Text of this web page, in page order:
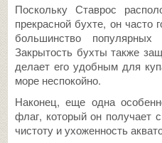
Поскольку Ставрос
прекрасной бухте, он часто
большинство
Закрытость бухты также
делает его удобным для
море неспокойно.
Наконец, еще одна
флаг, который он получает
чистоту и ухоженность